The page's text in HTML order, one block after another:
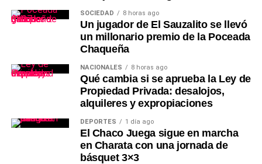
SOCIEDAD 8 horas ago
Un jugador de El Sauzalito se llevó
un millonario premio de la Poceada
Chaqueña
NACIONALES 8 horas ago
Qué cambia si se aprueba la Ley de
Propiedad Privada: desalojos,
alquileres y expropiaciones
DEPORTES 1 día ago
El Chaco Juega sigue en marcha
en Charata con una jornada de
básquet 3×3